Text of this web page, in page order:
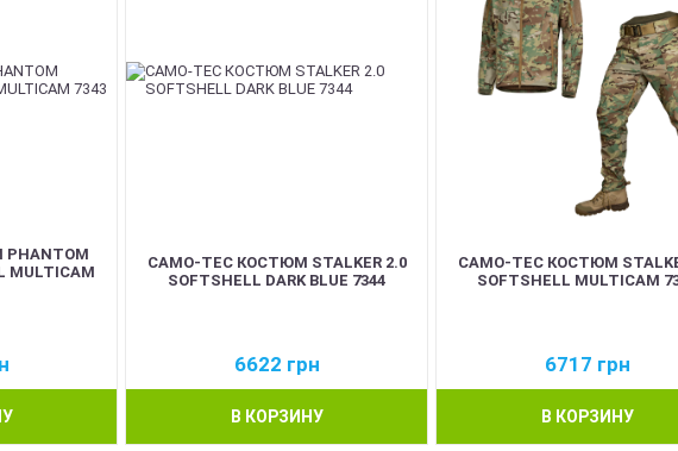
MULTICAM
CAMO-TEC КОСТЮМ STALKER 2.0
SOFTSHELL DARK BLUE 7344
6622 грн
В КОРЗИНУ
CAMO-TEC КОСТЮМ
SOFTSHELL MULTICAM
6717 грн
В КОРЗИНУ